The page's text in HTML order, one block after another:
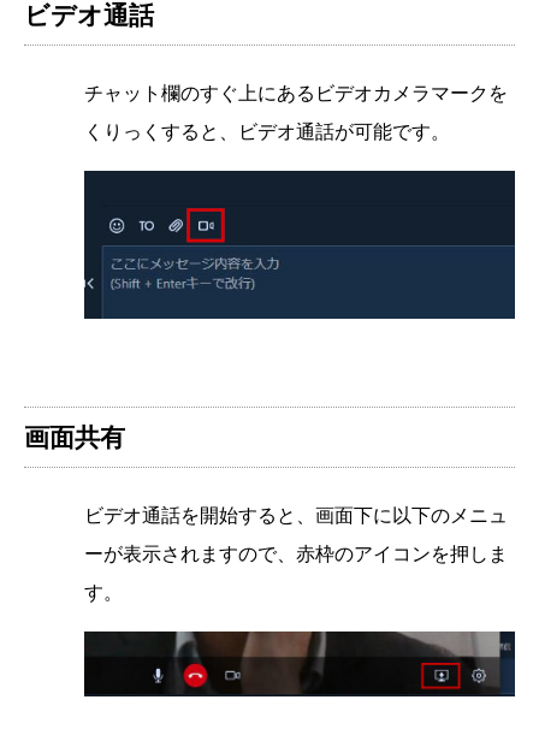
ビデオ通話
チャット欄のすぐ上にあるビデオカメラマークを
くりっくすると、ビデオ通話が可能です。
画面共有
ビデオ通話を開始すると、画面下に以下のメニュ
ーが表示されますので、赤枠のアイコンを押しま
す。